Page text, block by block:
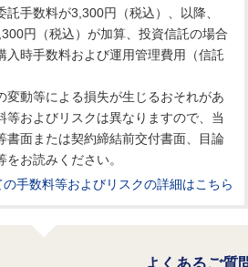
手数料が3,300円（税込）、以降、
円（税込）が加算、投資信託の場合
入時手数料および運用管理費用（信託
変動等による損失が生じるおそれがあ
等およびリスクは異なりますので、当
書面または契約締結前交付書面、目論
お読みください。
手数料等およびリスクの詳細はこちら